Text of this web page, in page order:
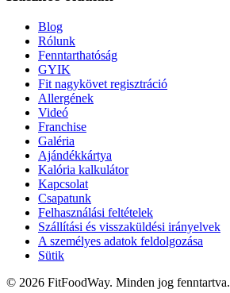
Blog
Rólunk
Fenntarthatóság
GYIK
Fit nagykövet regisztráció
Allergének
Videó
Franchise
Galéria
Ajándékkártya
Kalória kalkulátor
Kapcsolat
Csapatunk
Felhasználási feltételek
Szállítási és visszaküldési irányelvek
A személyes adatok feldolgozása
Sütik
© 2026 FitFoodWay. Minden jog fenntartva.